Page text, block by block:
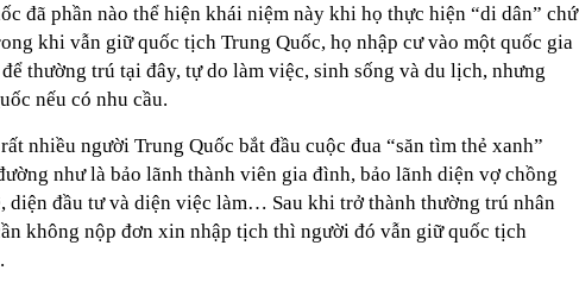
đã phần nào thể hiện khái niệm này khi họ thực hiện “di dân” chứ
khi vẫn giữ quốc tịch Trung Quốc, họ nhập cư vào một quốc gia
thường trú tại đây, tự do làm việc, sinh sống và du lịch, nhưng
nếu có nhu cầu.
nhiều người Trung Quốc bắt đầu cuộc đua “săn tìm thẻ xanh”
như là bảo lãnh thành viên gia đình, bảo lãnh diện vợ chồng
diện đầu tư và diện việc làm… Sau khi trở thành thường trú nhân
không nộp đơn xin nhập tịch thì người đó vẫn giữ quốc tịch